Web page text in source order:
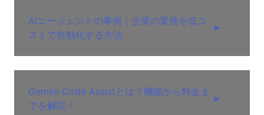
AIエージェントの事例｜企業の業務を低コ
ストで自動化する方法
➤
Gemini Code Assistとは？機能から料金ま
でを解説！
➤